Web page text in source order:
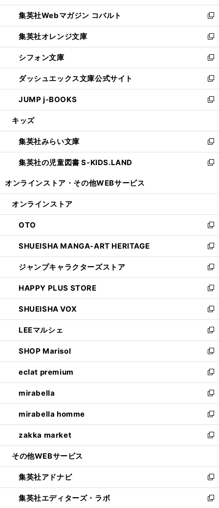
開
く
ウ
で
開
く
ン
ド
ウ
で
開
く
ウ
ィ
ン
ド
ウ
で
開
く
集英社Webマガジン コバルト
新
し
い
ウ
ィ
ン
ド
ウ
で
開
集英社オレンジ文庫
新
し
い
ウ
ィ
ン
ド
ウ
開
く
シフォン文庫
新
し
い
ウ
ィ
ン
ウ
で
開
く
ダッシュエックス文庫公式サイト
新
し
い
ウ
ン
ド
ウ
で
JUMP j-BOOKS
新
し
ウ
ィ
ン
ド
開
キッズ
集英社みらい文庫
新
し
い
ン
ウ
で
開
く
集英社の児童図書 S-KIDS.LAND
新
ウ
ン
ド
ウ
で
開
く
オンラインストア・ その他WEBサービス
オンラインストア
OTO
新
し
い
ウ
ィ
ン
ド
ウ
で
開
く
SHUEISHA MANGA-ART HERITAGE
新
し
い
ウ
ィ
ン
ド
ウ
で
開
く
ジャンプキャラクターズストア
新
し
い
ウ
ィ
ン
ド
ウ
で
開
く
HAPPY PLUS STORE
新
し
い
ウ
ィ
ン
ド
ウ
で
開
く
SHUEISHA VOX
新
し
い
ウ
ィ
ン
ド
ウ
で
開
く
LEEマルシェ
新
し
い
ウ
ィ
ン
ド
ウ
で
開
く
SHOP Marisol
新
し
い
ウ
ィ
ン
ド
ウ
で
開
eclat premium
新
し
い
ウ
ィ
ン
ド
ウ
開
く
mirabella
新
し
い
ウ
ィ
ン
ウ
で
開
く
mirabella homme
新
し
い
ウ
ン
ド
ウ
で
zakka market
新
し
ウ
ィ
ン
ド
その他WEBサービス
集英社アドナビ
新
し
い
集英社エディターズ・ラボ
新